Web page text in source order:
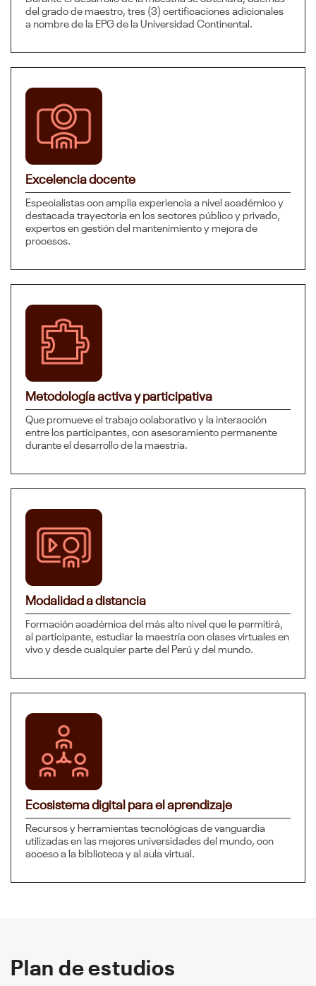
del grado de maestro, tres (3) certificaciones adicionales
a nombre de la EPG de la Universidad Continental.
Excelencia docente
Especialistas con amplia experiencia a nivel académico y
destacada trayectoria en los sectores público y privado,
expertos en gestión del mantenimiento y mejora de
procesos.
Metodología activa y participativa
Que promueve el trabajo colaborativo y la interacción
entre los participantes, con asesoramiento permanente
durante el desarrollo de la maestría.
Modalidad a distancia
Formación académica del más alto nivel que le permitirá,
al participante, estudiar la maestría con clases virtuales en
vivo y desde cualquier parte del Perú y del mundo.
Ecosistema digital para el aprendizaje
Recursos y herramientas tecnológicas de vanguardia
utilizadas en las mejores universidades del mundo, con
acceso a la biblioteca y al aula virtual.
Plan de estudios